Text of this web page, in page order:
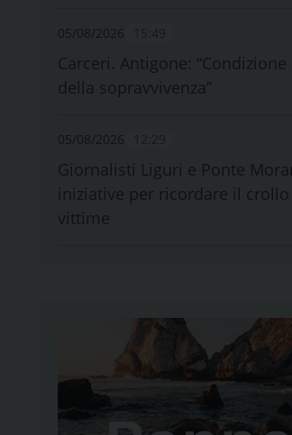
05/08/2026
Carceri. Antigone:
della sopravvivenza”
05/08/2026
Giornalisti Liguri e Ponte
iniziative per ricordare il crollo
vittime